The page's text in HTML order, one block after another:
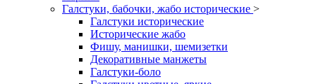
Галстуки, бабочки, жабо исторические >
Галстуки исторические
Исторические жабо
Фишу, манишки, шемизетки
Декоративные манжеты
Галстуки-боло